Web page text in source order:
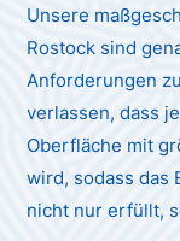
Unsere
Rostock sind
Anforderungen
verlassen, dass
Oberfläche mit
wird, sodass das
nicht nur erfüllt,